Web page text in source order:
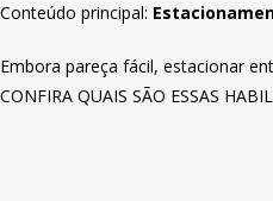
Conteúdo principal:
Embora pareça fácil, estacionar
CONFIRA QUAIS SÃO ESSAS